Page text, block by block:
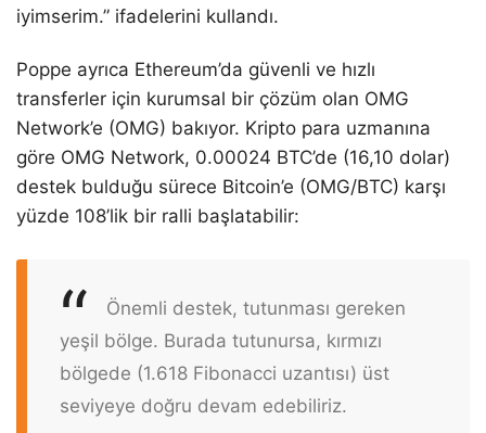
iyimserim.” ifadelerini kullandı.
Poppe ayrıca Ethereum’da güvenli ve hızlı
transferler için kurumsal bir çözüm olan OMG
Network’e (OMG) bakıyor. Kripto para uzmanına
göre OMG Network, 0.00024 BTC’de (16,10 dolar)
destek bulduğu sürece Bitcoin’e (OMG/BTC) karşı
yüzde 108’lik bir ralli başlatabilir:
Önemli destek, tutunması gereken
yeşil bölge. Burada tutunursa, kırmızı
bölgede (1.618 Fibonacci uzantısı) üst
seviyeye doğru devam edebiliriz.